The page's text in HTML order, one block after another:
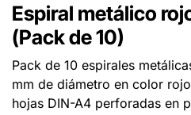
Espiral metálico
(Pack de 10)
Pack de 10 espirales
mm de diámetro en color
hojas DIN-A4 perforadas en